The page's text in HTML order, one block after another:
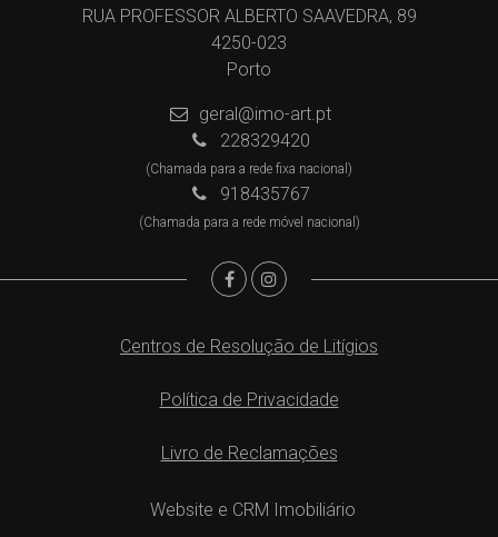
RUA PROFESSOR ALBERTO SAAVEDRA, 89
4250-023
Porto
geral@imo-art.pt
228329420
(Chamada para a rede fixa nacional)
918435767
(Chamada para a rede móvel nacional)
Centros de Resolução de Litígios
Política de Privacidade
Livro de Reclamações
Website e CRM Imobiliário